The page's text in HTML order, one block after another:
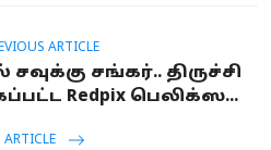
ARTICLE
சங்கர்.. திருச்சி
Redpix பெலிக்ஸ...
ARTICLE